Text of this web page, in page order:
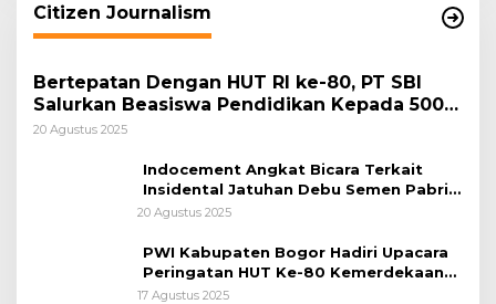
Citizen Journalism
Bertepatan Dengan HUT RI ke-80, PT SBI
Salurkan Beasiswa Pendidikan Kepada 500
Pelajar
20 Agustus 2025
Indocement Angkat Bicara Terkait
Insidental Jatuhan Debu Semen Pabrik
Citeureup
20 Agustus 2025
PWI Kabupaten Bogor Hadiri Upacara
Peringatan HUT Ke-80 Kemerdekaan
RI, di Lapangan Tegar Beriman
17 Agustus 2025